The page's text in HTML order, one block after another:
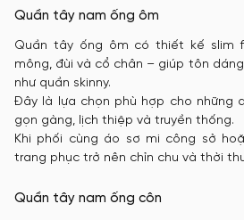
Quần tây nam ống ôm
Quần tây ống ôm có thiết kế slim
mông, đùi và cổ chân – giúp tôn
như quần skinny.
Đây là lựa chọn phù hợp cho những
gọn gàng, lịch thiệp và truyền thống.
Khi phối cùng áo sơ mi công sở
trang phục trở nên chỉn chu và thời
Quần tây nam ống côn